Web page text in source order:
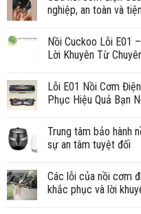
nghiệp, an toàn và
Nồi Cuckoo Lỗi E01
Lời Khuyên Từ
Lỗi E01 Nồi Cơm
Phục Hiệu Quả Bạn
Trung tâm bảo hành
sự an tâm tuyệt đối
Các lỗi của nồi cơm
khắc phục và lời